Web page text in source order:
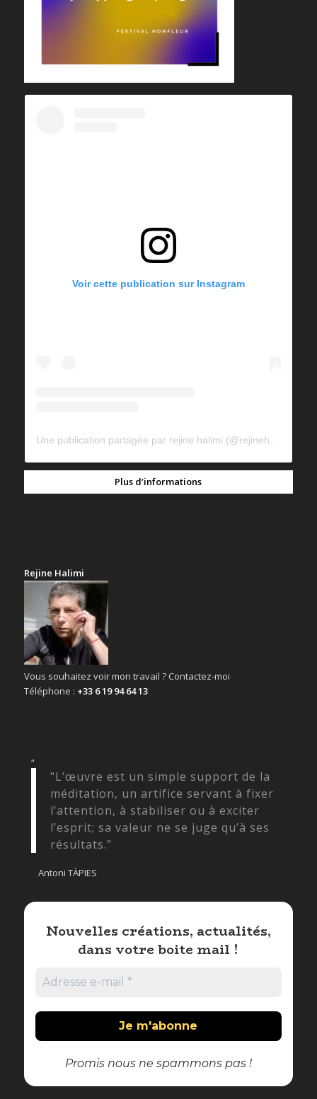
Voir cette publication sur Instagram
Plus d’informations
Rejine Halimi
Vous souhaitez voir mon travail ? Contactez-moi
Téléphone : +33 6 19 94 64 13
“
"L’œuvre est un simple support de la
méditation, un artifice servant à fixer
l’attention, à stabiliser ou à exciter
l’esprit; sa valeur ne se juge qu’à ses
résultats.”
Antoni TÀPIES
Nouvelles créations, actualités,
dans votre boite mail !
Promis nous ne spammons pas !